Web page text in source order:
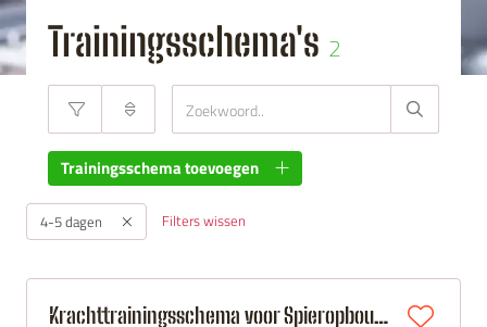
Trainingsschema's 2
Trainingsschema toevoegen
4-5 dagen Filters wissen
Krachttrainingsschema voor Spieropbouw en Kracht